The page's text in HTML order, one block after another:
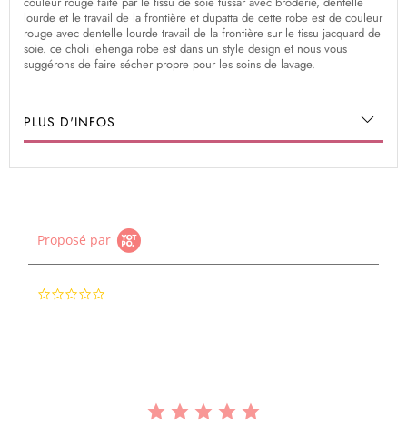
lourde et le travail de la frontière et dupatta de cette robe est de couleur
rouge avec dentelle lourde travail de la frontière sur le tissu jacquard de
soie. ce choli lehenga robe est dans un style design et nous vous
suggérons de faire sécher propre pour les soins de lavage.
PLUS D'INFOS
Proposé par